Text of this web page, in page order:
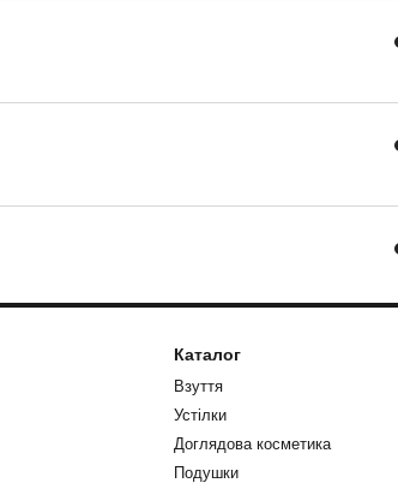
Каталог
Взуття
Устілки
Доглядова косметика
Подушки